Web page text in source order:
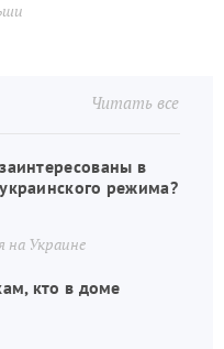
Читать все
в
режима?
на Украине
кто в доме